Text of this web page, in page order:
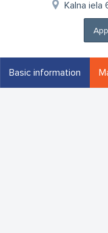
Kalna iela
Basic information